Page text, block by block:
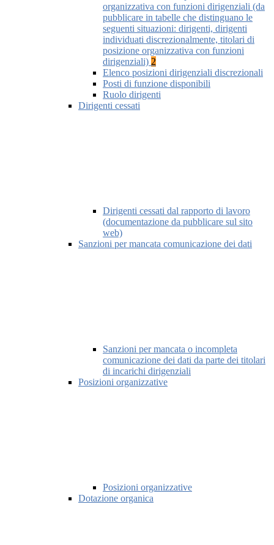
organizzativa con funzioni dirigenziali (da
pubblicare in tabelle che distinguano le
seguenti situazioni: dirigenti, dirigenti
individuati discrezionalmente, titolari di
posizione organizzativa con funzioni
dirigenziali) 2
Elenco posizioni dirigenziali discrezionali
Posti di funzione disponibili
Ruolo dirigenti
Dirigenti cessati
Dirigenti cessati dal rapporto di lavoro
(documentazione da pubblicare sul sito
web)
Sanzioni per mancata comunicazione dei dati
Sanzioni per mancata o incompleta
comunicazione dei dati da parte dei titolari
di incarichi dirigenziali
Posizioni organizzative
Posizioni organizzative
Dotazione organica